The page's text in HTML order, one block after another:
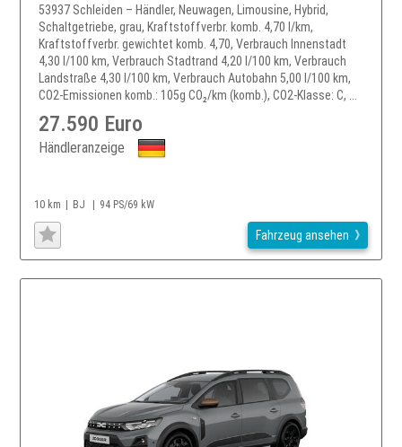
53937 Schleiden – Händler, Neuwagen, Limousine, Hybrid,
Schaltgetriebe, grau, Kraftstoffverbr. komb. 4,70 l/km,
Kraftstoffverbr. gewichtet komb. 4,70, Verbrauch Innenstadt
4,30 l/100 km, Verbrauch Stadtrand 4,20 l/100 km, Verbrauch
Landstraße 4,30 l/100 km, Verbrauch Autobahn 5,00 l/100 km,
CO2-Emissionen komb.: 105g CO₂/km (komb.), CO2-Klasse: C, ...
27.590 Euro
Händleranzeige
10 km BJ 94 PS/69 kW
Fahrzeug ansehen